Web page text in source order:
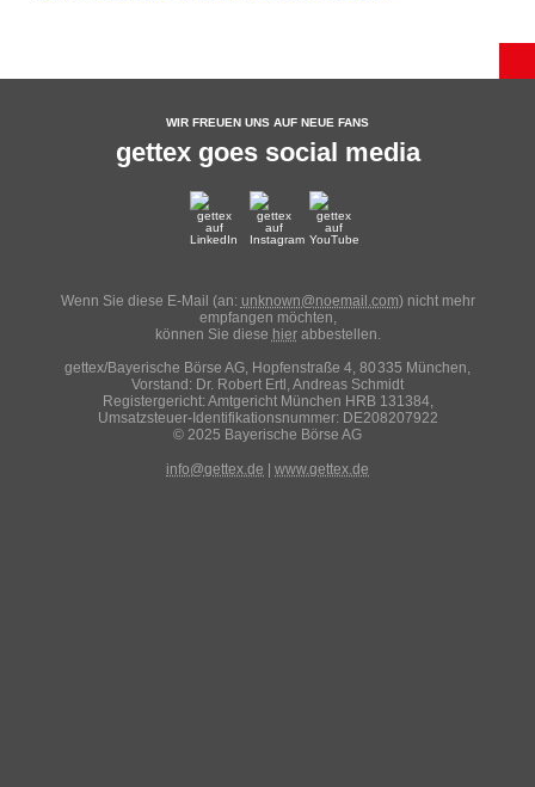
WIR FREUEN UNS AUF NEUE FANS
gettex goes social media
Wenn Sie diese E-Mail (an: unknown@noemail.com) nicht mehr
empfangen möchten,
können Sie diese hierabbestellen.
gettex/Bayerische Börse AG, Hopfenstraße 4, 80 335 München,
Vorstand: Dr. Robert Ertl, Andreas Schmidt
Registergericht: Amtgericht München HRB 131384,
Umsatzsteuer-Identifikationsnummer: DE208207922
© 2025 Bayerische Börse AG
info@gettex.de www.gettex.de